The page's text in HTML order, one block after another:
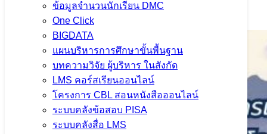
ข้อมูลจำนวนนักเรียน DMC
One Click
BIGDATA
แผนบริหารการศึกษาขั้นพื้นฐาน
บทความวิจัย ผู้บริหาร ในสังกัด
LMS คอร์สเรียนออนไลน์
โครงการ CBL สอนหนังสือออนไลน์
ระบบคลังข้อสอบ PISA
ระบบคลังสื่อ LMS
ข่าวประชาสัมพันธ์ สพม.เชียงราย